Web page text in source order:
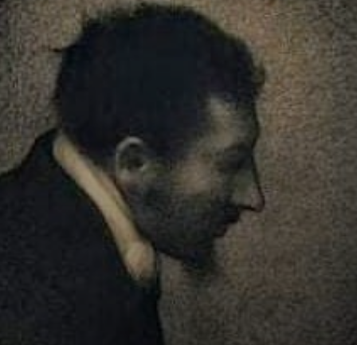
Georges Seurat
iniziò a disegnare
mentre
frequentava la
scuola regolare, e
dal 1875 seguì le
lezioni di scultura